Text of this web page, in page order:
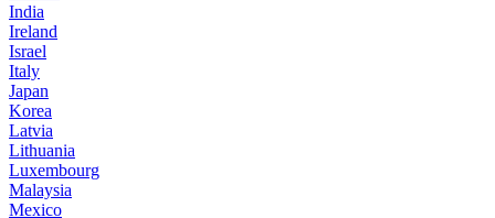
India
Ireland
Israel
Italy
Japan
Korea
Latvia
Lithuania
Luxembourg
Malaysia
Mexico